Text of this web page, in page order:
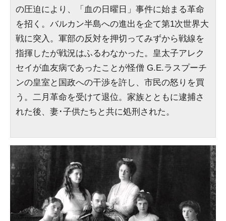
の圧迫により、「血の日曜日」事件に始まる革命
を招く。バルカン半島への進出を企て第1次世界大
戦に突入。軍部の反対を押切ってみずから戦線を
指揮したが戦況はふるわなかった。皇太子アレク
セイが血友病であったことが怪僧 G.E.ラスプーチ
ンの皇室と国政への干渉を許し、市民の怒りを買
う。二月革命を受けて退位。家族とともに逮捕さ
れた後、妻･子供たちと共に処刑された。